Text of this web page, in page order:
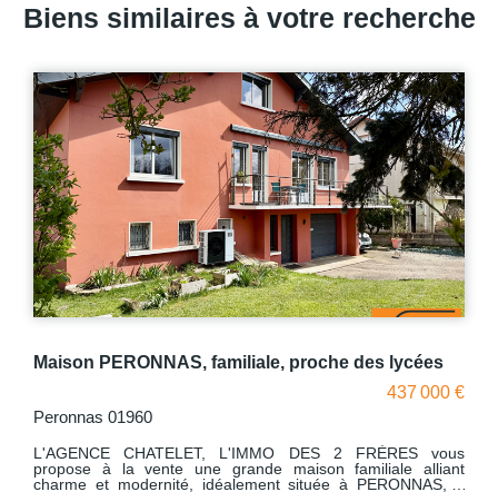
Biens similaires à votre recherche
Maison PERONNAS, familiale, proche des lycées
437 000 €
Peronnas 01960
L'AGENCE CHATELET, L'IMMO DES 2 FRÈRES vous
propose à la vente une grande maison familiale alliant
charme et modernité, idéalement située à PERONNAS, à